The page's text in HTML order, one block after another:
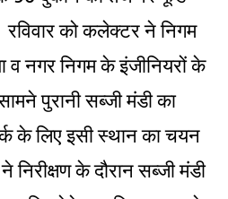
रविवार को कलेक्टर ने निगम
व नगर निगम के इंजीनियरों के
पुरानी सब्जी मंडी का
के लिए इसी स्थान का चयन
के दौरान सब्जी मंडी